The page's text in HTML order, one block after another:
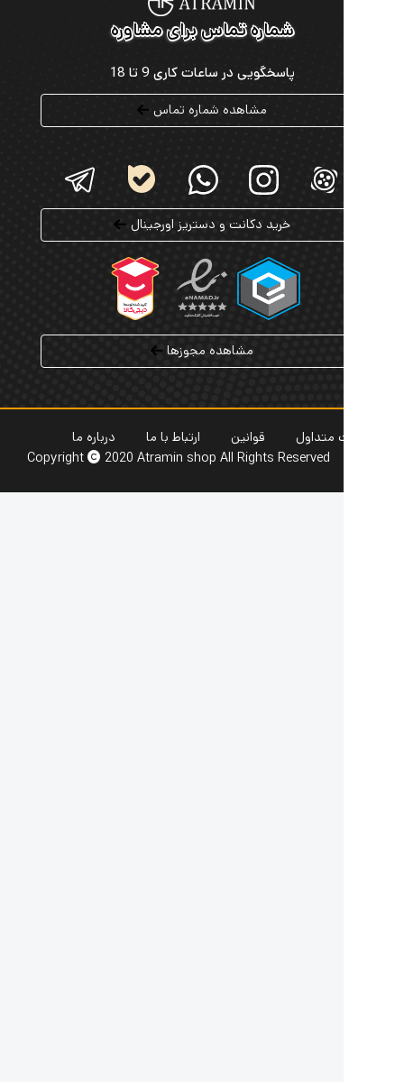
حاشیه سود ارائه می شود، خرید عطر لوکس را برای
از ویژگی های منحصر به فرد عطرامین، سرویس خرید
عطر اورجینال است. شما می توانید از میان هزاران عطر
موجود، حتی از حجم 1 میل سفارش دهید و پیش از خرید
بسیاری دارد.
با ارسال رایگان عطرهای حجم کامل به سراسر کشور،
اعتبار هدیه در زمان عضویت و پشتیبانی 24 ساعته، تجربه ای
راحت از خرید اینترنتی عطر و ادکلن اصل را برای
خود فراهم کرده است.
شماره تماس برای مشاوره
پاسخگویی در ساعات کاری 9 تا 18
مشاهده شماره تماس
خرید دکانت و دستریز اورجینال
مشاهده مجوزها
قوانین ارتباط با ما
درباره ما
Copyright
2020 Atramin shop All Rights Reserved